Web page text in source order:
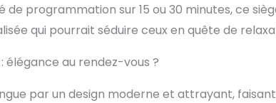
de programmation sur 15 ou 30 minutes, ce
qui pourrait séduire ceux en quête de
élégance au rendez-vous ?
par un design moderne et attrayant,